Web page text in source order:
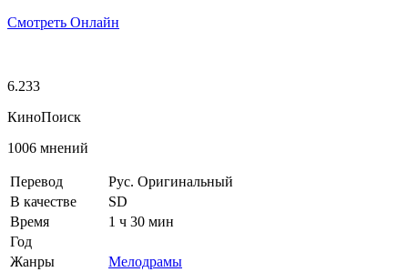
Смотреть Онлайн
6.233
КиноПоиск
1006 мнений
Перевод
Рус. Оригинальный
В качестве
SD
Время
1 ч 30 мин
Год
Жанры
Мелодрамы